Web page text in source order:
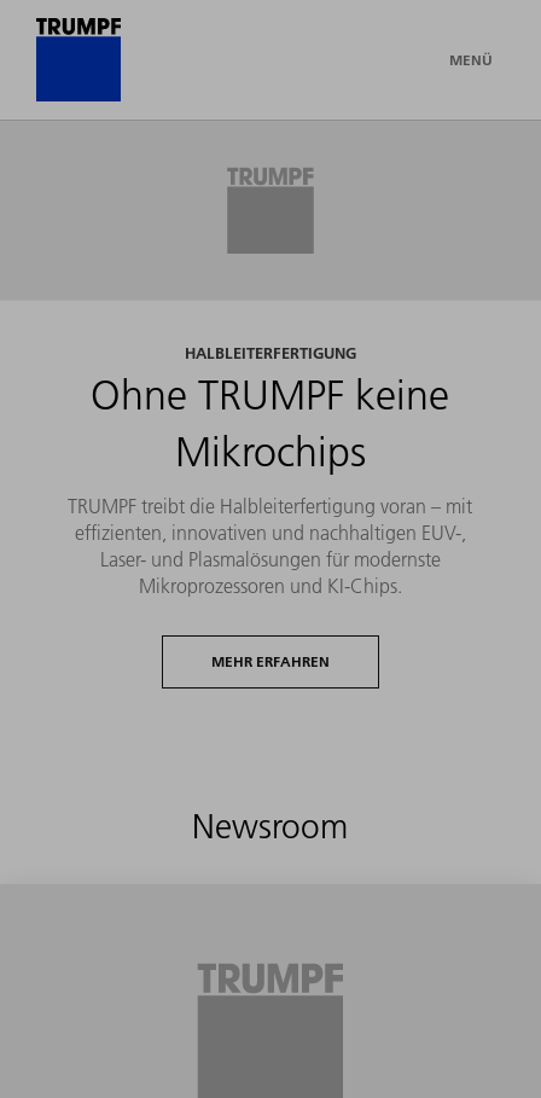
MENÜ
HALBLEITERFERTIGUNG
Ohne TRUMPF keine
Mikrochips
TRUMPF treibt die Halbleiterfertigung voran – mit
effizienten, innovativen und nachhaltigen EUV-,
Laser- und Plasmalösungen für modernste
Mikroprozessoren und KI-Chips.
MEHR ERFAHREN
Newsroom